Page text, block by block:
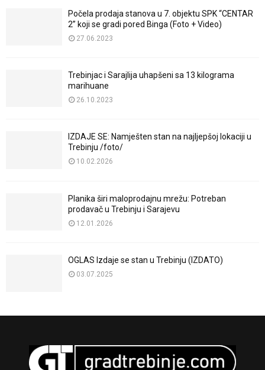
Počela prodaja stanova u 7. objektu SPK “CENTAR
2” koji se gradi pored Binga (Foto + Video)
27.06.2023
Trebinjac i Sarajlija uhapšeni sa 13 kilograma
marihuane
26.10.2023
IZDAJE SE: Namješten stan na najljepšoj lokaciji u
Trebinju /foto/
10.02.2026
Planika širi maloprodajnu mrežu: Potreban
prodavač u Trebinju i Sarajevu
12.01.2026
OGLAS Izdaje se stan u Trebinju (IZDATO)
03.07.2025